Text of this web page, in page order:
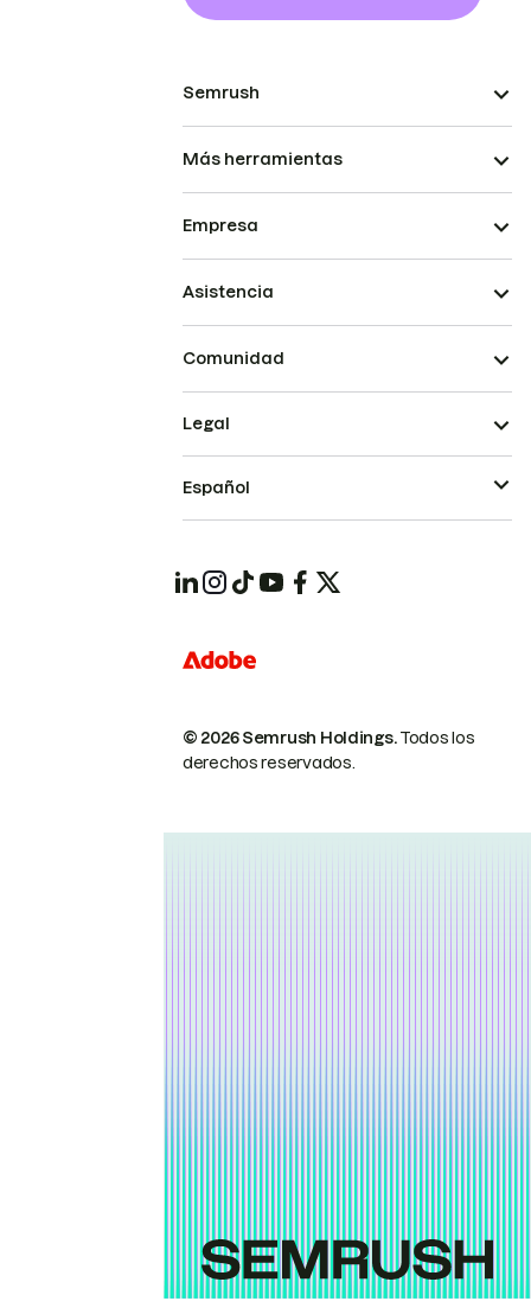
Semrush
Más herramientas
Empresa
Asistencia
Comunidad
© 2026 Semrush Holdings.Todos los
derechos reservados.
Legal
Español